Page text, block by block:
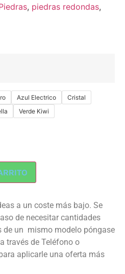
, piedras redondas,
Azul Electrico
Cristal
Verde Kiwi
a un coste más bajo. Se
de necesitar cantidades
de un mismo modelo póngase
través de Teléfono o
aplicarle una oferta más